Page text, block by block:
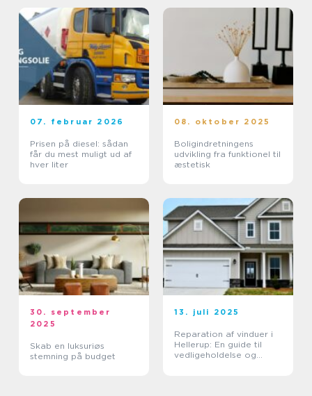
07. februar 2026
Prisen på diesel: sådan
får du mest muligt ud af
hver liter
08. oktober 2025
Boligindretningens
udvikling fra funktionel til
æstetisk
30. september
2025
Skab en luksuriøs
stemning på budget
13. juli 2025
Reparation af vinduer i
Hellerup: En guide til
vedligeholdelse og